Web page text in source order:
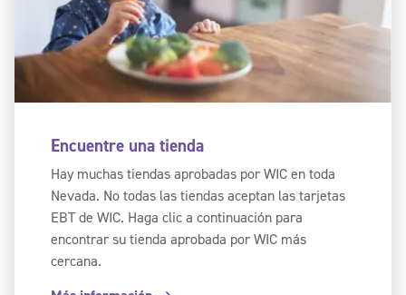
Encuentre una tienda
Hay muchas tiendas aprobadas por WIC en toda
Nevada. No todas las tiendas aceptan las tarjetas
EBT de WIC. Haga clic a continuación para
encontrar su tienda aprobada por WIC más
cercana.